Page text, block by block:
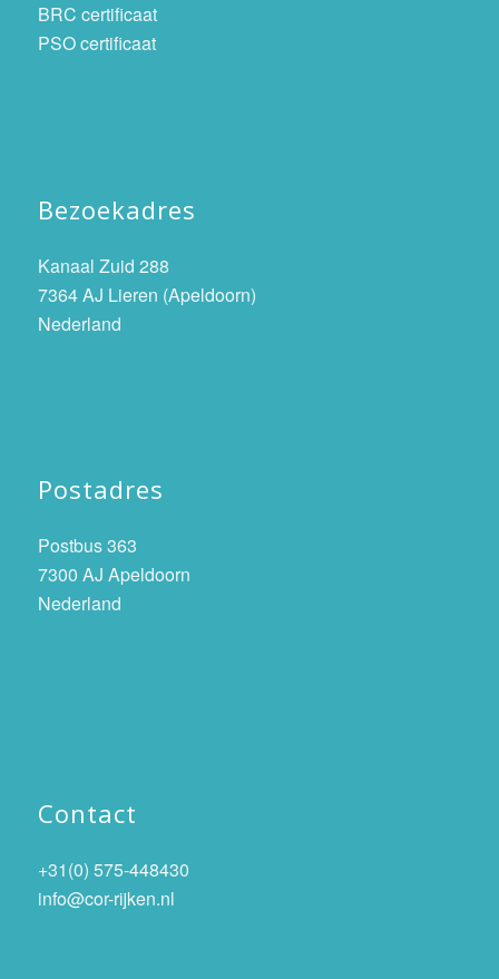
BRC certificaat
PSO certificaat
Bezoekadres
Kanaal Zuid 288
7364 AJ Lieren (Apeldoorn)
Nederland
Postadres
Postbus 363
7300 AJ Apeldoorn
Nederland
Contact
+31(0) 575-448430
info@cor-rijken.nl